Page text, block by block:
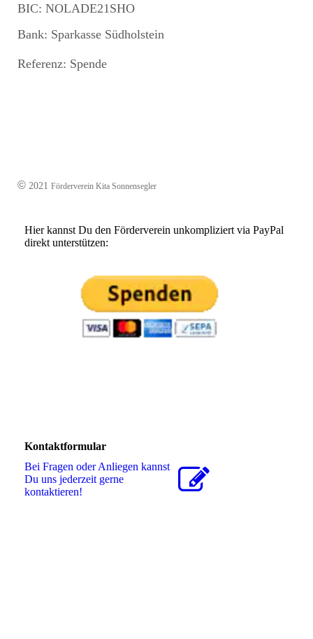
BIC: NOLADE21SHO
Bank: Sparkasse Südholstein
Referenz: Spende
© 2021 Förderverein Kita Sonnensegler
Hier kannst Du den Förderverein unkompliziert via PayPal
direkt unterstützen:
Kontaktformular
Bei Fragen oder Anliegen kannst
Du uns jederzeit gerne
kontaktieren!